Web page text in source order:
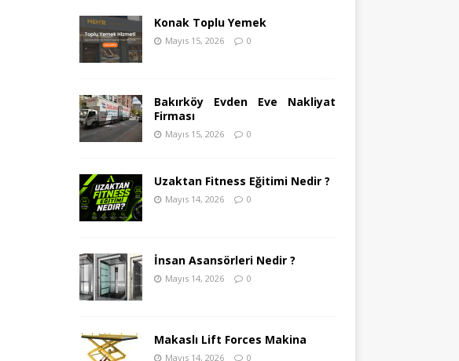
Konak Toplu Yemek
Mayıs 15, 2026 0
Bakırköy Evden Eve Nakliyat
Firması
Mayıs 15, 2026 0
Uzaktan Fitness Eğitimi Nedir ?
Mayıs 14, 2026 0
İnsan Asansörleri Nedir ?
Mayıs 14, 2026 0
Makaslı Lift Forces Makina
Mayıs 14, 2026 0